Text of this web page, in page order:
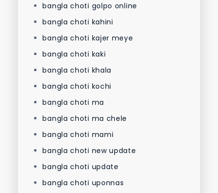
bangla choti golpo online
bangla choti kahini
bangla choti kajer meye
bangla choti kaki
bangla choti khala
bangla choti kochi
bangla choti ma
bangla choti ma chele
bangla choti mami
bangla choti new update
bangla choti update
bangla choti uponnas